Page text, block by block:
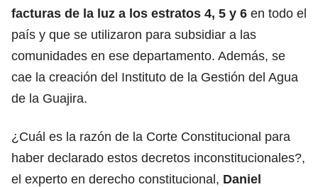
facturas de la luz a los estratos 4, 5 y 6 en todo el
país y que se utilizaron para subsidiar a las
comunidades en ese departamento. Además, se
cae la creación del Instituto de la Gestión del Agua
de la Guajira.
¿Cuál es la razón de la Corte Constitucional para
haber declarado estos decretos inconstitucionales?,
el experto en derecho constitucional, Daniel